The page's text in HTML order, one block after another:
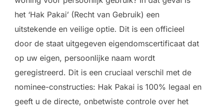
het ‘Hak Pakai’ (Recht van Gebruik) een
uitstekende en veilige optie. Dit is een officieel
door de staat uitgegeven eigendomscertificaat dat
op uw eigen, persoonlijke naam wordt
geregistreerd. Dit is een cruciaal verschil met de
nominee-constructies: Hak Pakai is 100% legaal en
geeft u de directe, onbetwiste controle over het